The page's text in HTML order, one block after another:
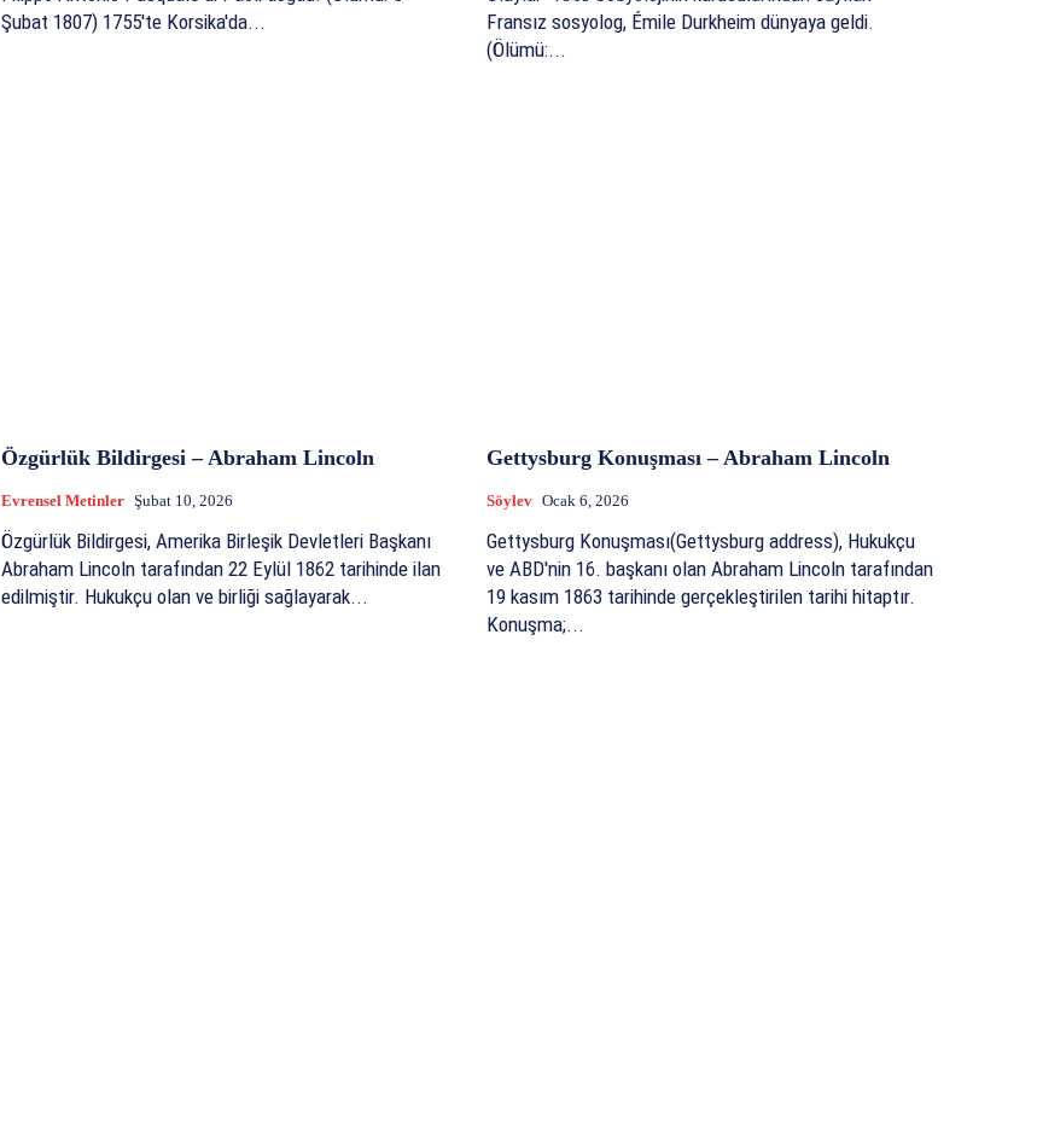
Şubat 1807) 1755'te Korsika'da...
Fransız sosyolog, Émile Durkheim dünyaya geldi.
(Ölümü:...
Özgürlük Bildirgesi – Abraham Lincoln
Evrensel Metinler Şubat 10, 2026
Özgürlük Bildirgesi, Amerika Birleşik Devletleri Başkanı
Abraham Lincoln tarafından 22 Eylül 1862 tarihinde ilan
edilmiştir. Hukukçu olan ve birliği sağlayarak...
Gettysburg Konuşması – Abraham Lincoln
Söylev Ocak 6, 2026
Gettysburg Konuşması(Gettysburg address), Hukukçu
ve ABD'nin 16. başkanı olan Abraham Lincoln tarafından
19 kasım 1863 tarihinde gerçekleştirilen tarihi hitaptır.
Konuşma;...